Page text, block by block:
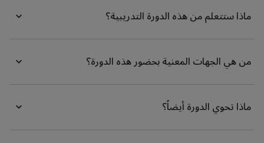
ماذا ستتعلم من هذه الدورة التدريبية؟
من هي الجهات المعنية بحضور هذه الدورة؟
ماذا تحوي الدورة أيضاً؟